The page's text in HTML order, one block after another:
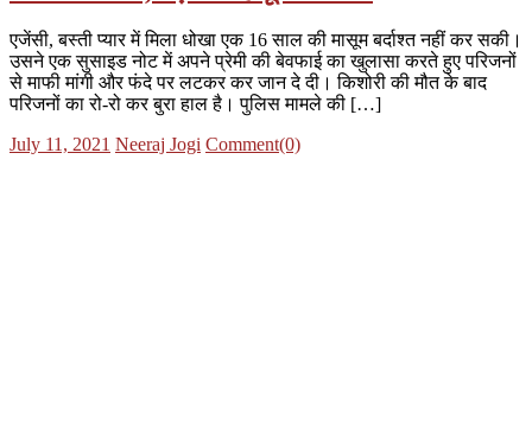
एजेंसी, बस्ती प्यार में मिला धोखा एक 16 साल की मासूम बर्दाश्त नहीं कर सकी।
उसने एक सुसाइड नोट में अपने प्रेमी की बेवफाई का खुलासा करते हुए परिजनों
से माफी मांगी और फंदे पर लटकर कर जान दे दी। किशोरी की मौत के बाद
परिजनों का रो-रो कर बुरा हाल है। पुलिस मामले की […]
Posted
July 11, 2021 Author
Neeraj Jogi Comment(0)